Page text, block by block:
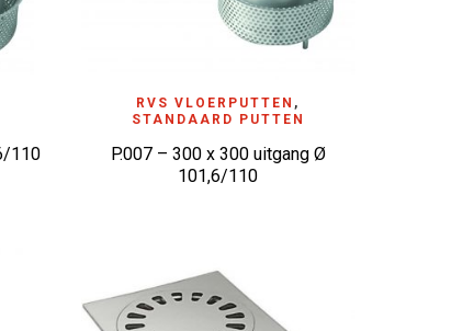
110
ADD TO WISHLIST
RVS VLOERPUTTEN ,
STANDAARD PUTTEN
P.007 – 300 x 300 uitgang Ø
101,6/110